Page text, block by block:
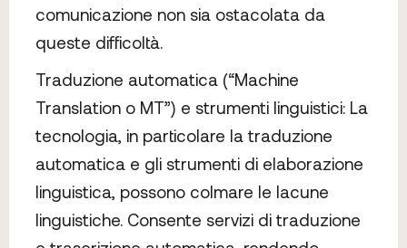
comunicazione non sia ostacolata da
queste difficoltà.
Traduzione automatica (“Machine
Translation o MT”) e strumenti linguistici: La
tecnologia, in particolare la traduzione
automatica e gli strumenti di elaborazione
linguistica, possono colmare le lacune
linguistiche. Consente servizi di traduzione